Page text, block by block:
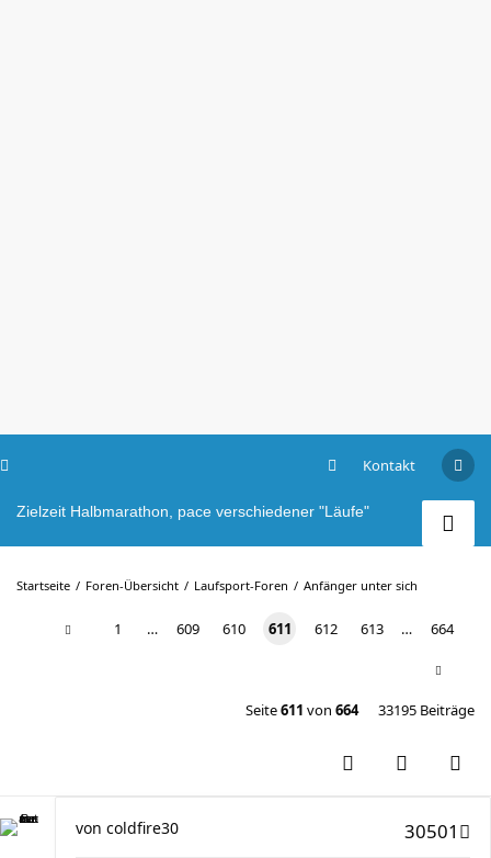
Kontakt
Zielzeit Halbmarathon, pace verschiedener "Läufe"
Startseite Foren-Übersicht Laufsport-Foren Anfänger unter sich
1 … 609 610 611 612 613 … 664
Seite611 von 664 33195 Beiträge
30501
von coldfire30